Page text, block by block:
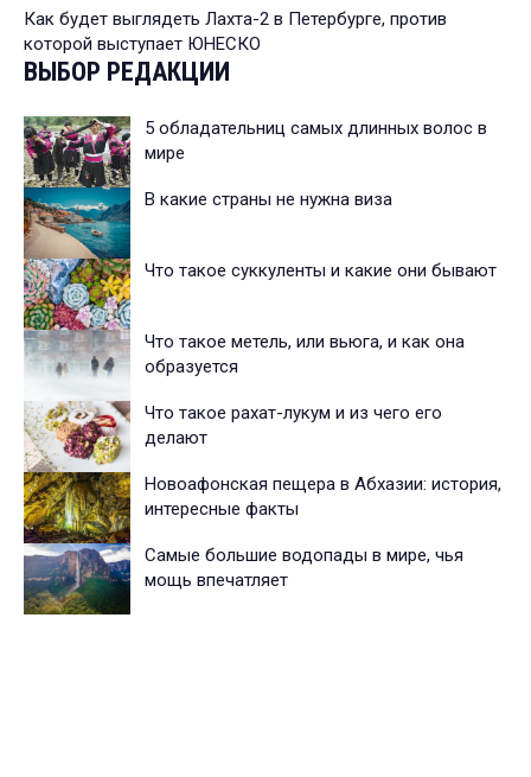
Как будет выглядеть Лахта-2 в Петербурге, против
которой выступает ЮНЕСКО
ВЫБОР РЕДАКЦИИ
5 обладательниц самых длинных волос в
мире
В какие страны не нужна виза
Что такое суккуленты и какие они бывают
Что такое метель, или вьюга, и как она
образуется
Что такое рахат-лукум и из чего его
делают
Новоафонская пещера в Абхазии: история,
интересные факты
Самые большие водопады в мире, чья
мощь впечатляет